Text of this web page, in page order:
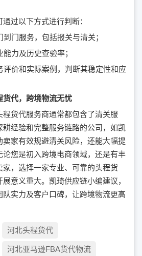
过以下方式进行判断：
门服务，包括报关与清关；
力及历史查验率；
评价和实际案例，判断其稳定性和应
货代，跨境物流无忧
货代服务商通常都包含了清关服
耕经验和完整服务链路的公司，如凯
家有效规避清关风险，还能大幅提
您是初入跨境电商领域，还是有丰
家，选择一家专业、可靠的头程货
意义重大。凯琦供应链小编建议，
队实力及客户口碑，让跨境物流更高
河北头程货代
河北亚马逊FBA货代物流